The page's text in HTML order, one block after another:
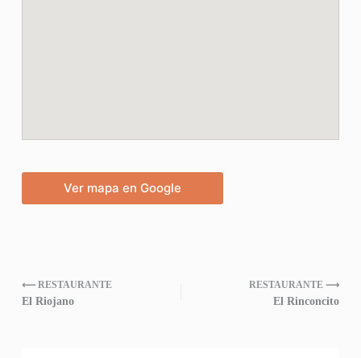
Ver mapa en Google
⟵ RESTAURANTE
El Riojano
RESTAURANTE ⟶
El Rinconcito